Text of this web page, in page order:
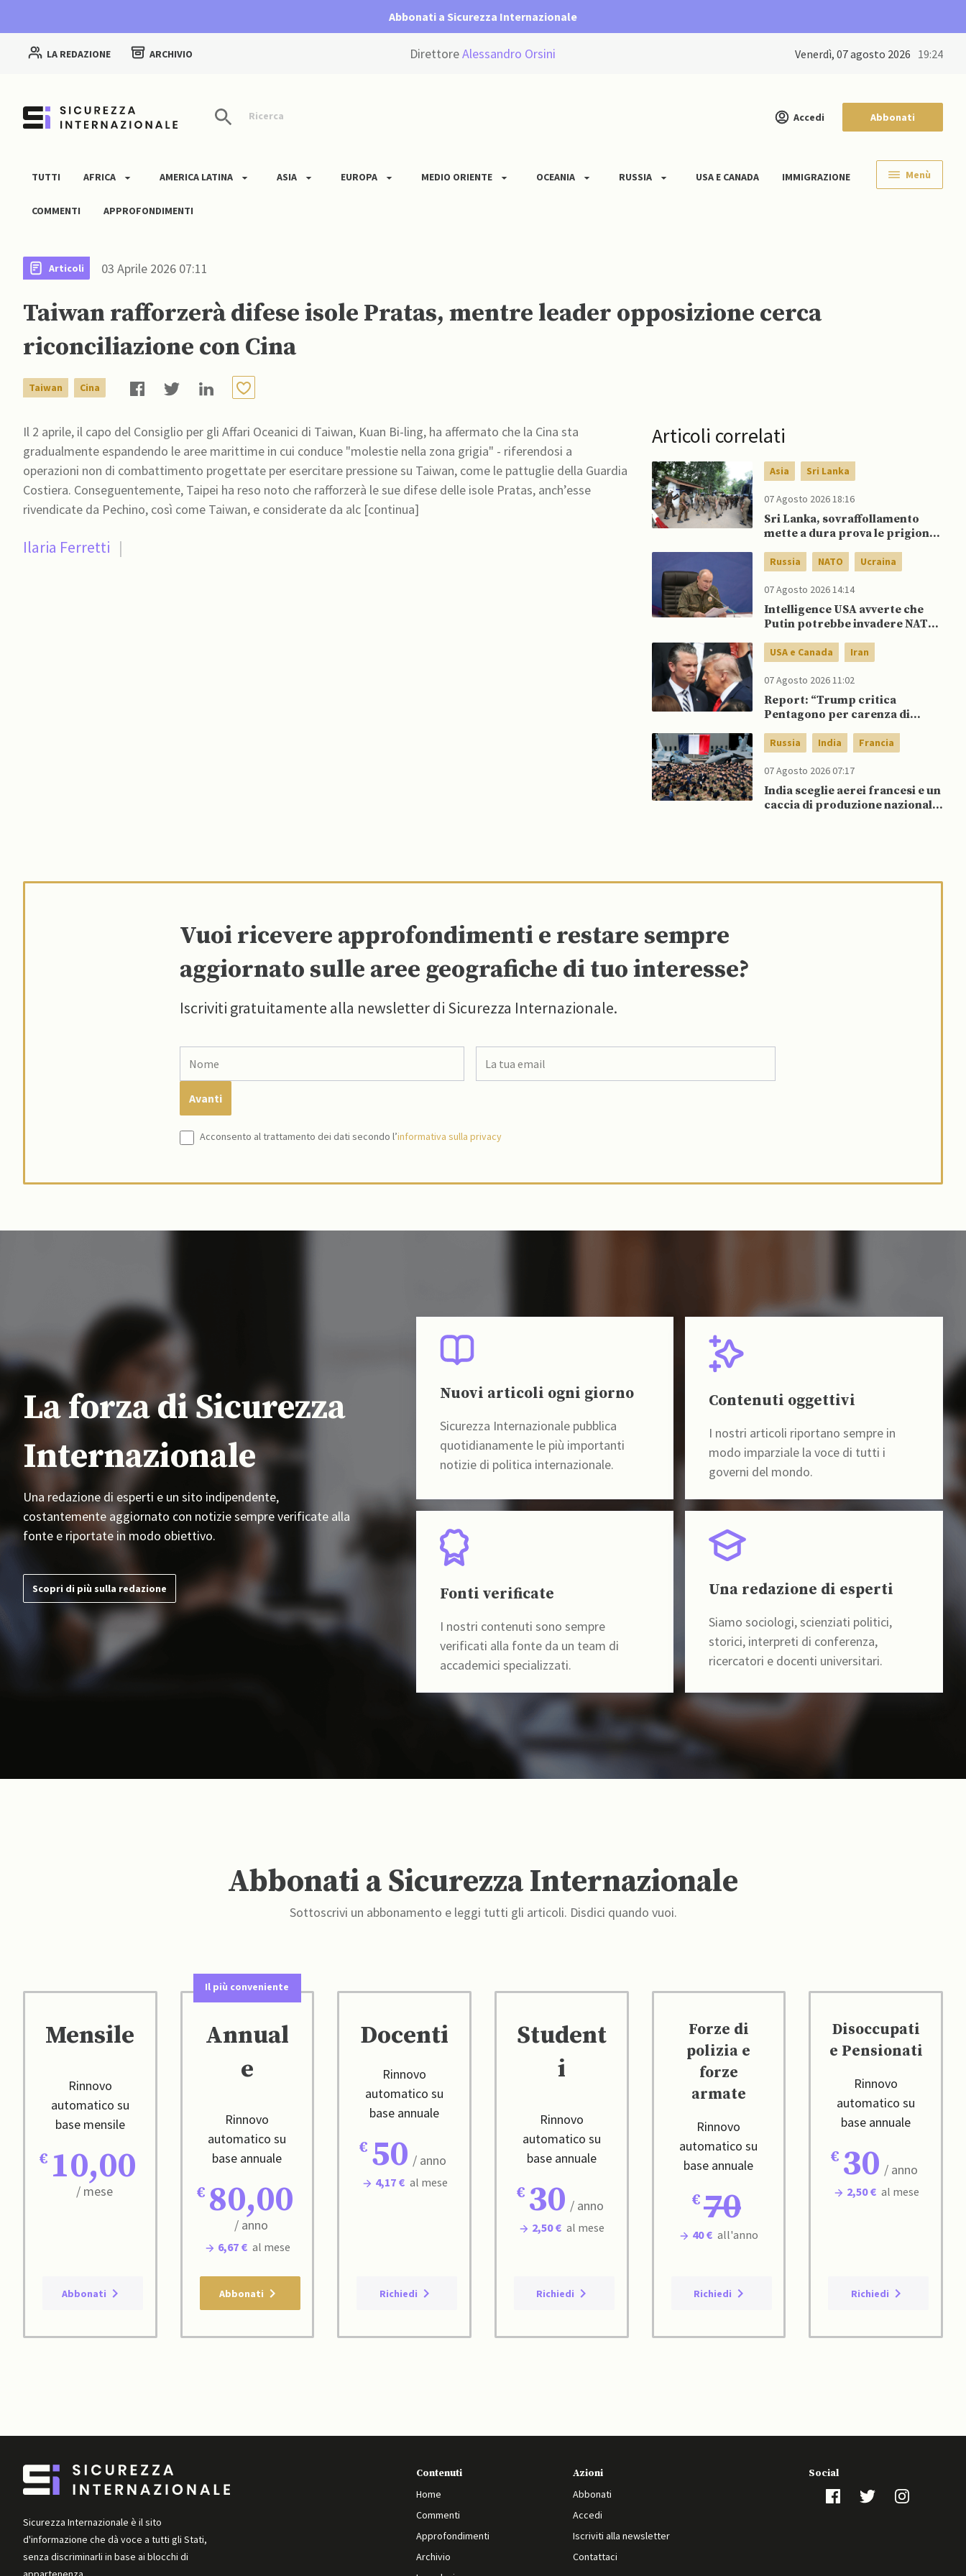
Abbonati a Sicurezza Internazionale
LA REDAZIONE ARCHIVIO DirettoreAlessandro Orsini venerdì, 07 agosto 2026 19:24
Ricerca Accedi Abbonati
TUTTI AFRICA AMERICA LATINA ASIA EUROPA MEDIO ORIENTE OCEANIA RUSSIA USA E CANADA IMMIGRAZIONE
COMMENTI APPROFONDIMENTI
Menù
Articoli 03 Aprile 2026 07:11
Taiwan rafforzerà difese isole Pratas, mentre leader opposizione cerca
riconciliazione con Cina
Taiwan Cina
Il 2 aprile, il capo del Consiglio per gli Affari Oceanici di Taiwan, Kuan Bi-ling, ha affermato che la Cina sta
gradualmente espandendo le aree marittime in cui conduce "molestie nella zona grigia" - riferendosi a
operazioni non di combattimento progettate per esercitare pressione su Taiwan, come le pattuglie della Guardia
Costiera. Conseguentemente, Taipei ha reso noto che rafforzerà le sue difese delle isole Pratas, anch’esse
rivendicate da Pechino, così come Taiwan, e considerate da alc [continua]
Ilaria Ferretti |
Articoli correlati
Asia Sri Lanka
07 Agosto 2026 18:16
Sri Lanka, sovraffollamento
mette a dura prova le prigioni
morti e 23 feriti
Russia NATO Ucraina
07 Agosto 2026 14:14
Intelligence USA avverte che
Putin potrebbe invadere NATO
Ucraina
USA e Canada Iran
07 Agosto 2026 11:02
Report: “Trump critica
Pentagono per carenza di
Russia India Francia
07 Agosto 2026 07:17
India sceglie aerei francesi e un
caccia di produzione nazionale,
Vuoi ricevere approfondimenti e restare sempre
aggiornato sulle aree geografiche di tuo interesse?
Iscriviti gratuitamente alla newsletter di Sicurezza Internazionale.
Acconsento al trattamento dei dati secondo l’informativa sulla privacy
La forza di Sicurezza
Internazionale
Una redazione di esperti e un sito indipendente,
costantemente aggiornato con notizie sempre verificate alla
fonte e riportate in modo obiettivo.
Scopri di più sulla redazione
Nuovi articoli ogni giorno
Sicurezza Internazionale pubblica
quotidianamente le più importanti
notizie di politica internazionale.
Contenuti oggettivi
I nostri articoli riportano sempre in
modo imparziale la voce di tutti i
governi del mondo.
Fonti verificate
I nostri contenuti sono sempre
verificati alla fonte da un team di
accademici specializzati.
Una redazione di esperti
Siamo sociologi, scienziati politici,
storici, interpreti di conferenza,
ricercatori e docenti universitari.
Abbonati a Sicurezza Internazionale
Sottoscrivi un abbonamento e leggi tutti gli articoli. Disdici quando vuoi.
Mensile
Rinnovo
automatico su
base mensile
10,00
/ mese
Abbonati
Il più conveniente
Annual
e
Rinnovo
automatico su
base annuale
80,00
/ anno
6,67 € al mese
Abbonati
Docenti
Rinnovo
automatico su
base annuale
50 / anno
4,17 € al mese
Richiedi
Student
i
Rinnovo
automatico su
base annuale
30 / anno
2,50 € al mese
Richiedi
Forze di
polizia e
forze
armate
Rinnovo
automatico su
base annuale
70
40 € all'anno
Richiedi
Disoccupati
e Pensionati
Rinnovo
automatico su
base annuale
30 / anno
2,50 € al mese
Richiedi
Sicurezza Internazionale è il sito
d'informazione che dà voce a tutti gli Stati,
senza discriminarli in base ai blocchi di
Contenuti
Home
Commenti
Approfondimenti
Archivio
Azioni
Abbonati
Accedi
Iscriviti alla newsletter
Contattaci
Social